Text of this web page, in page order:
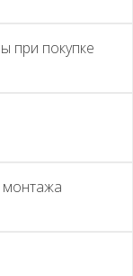
при покупке
монтажа